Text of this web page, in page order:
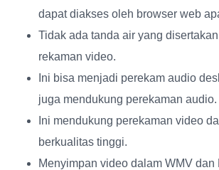
dapat diakses oleh browser web
Tidak ada tanda air yang
rekaman video.
Ini bisa menjadi perekam audio
juga mendukung perekaman audio.
Ini mendukung perekaman video
berkualitas tinggi.
Menyimpan video dalam WMV dan